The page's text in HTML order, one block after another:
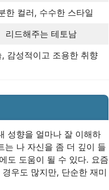
한 컬러, 수수한 스타일
리드해주는 테토남
, 감성적이고 조용한 취향
성향을 얼마나 잘 이해하
는 나 자신을 좀 더 깊이 들
도 도움이 될 수 있다. 요즘
우도 많지만, 단순한 재미